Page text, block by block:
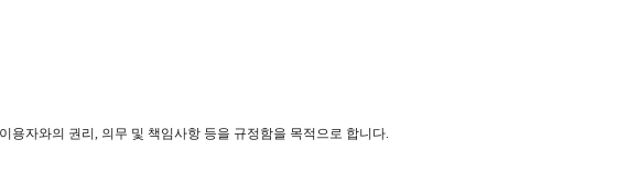
용자와의 권리, 의무 및 책임사항 등을 규정함을 목적으로 합니다.